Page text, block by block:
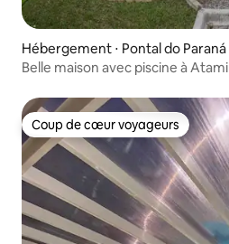
Hébergement ⋅ Pontal do Paraná
Belle maison avec piscine à Atami
Coup de cœur voyageurs
Coup de cœur voyageurs